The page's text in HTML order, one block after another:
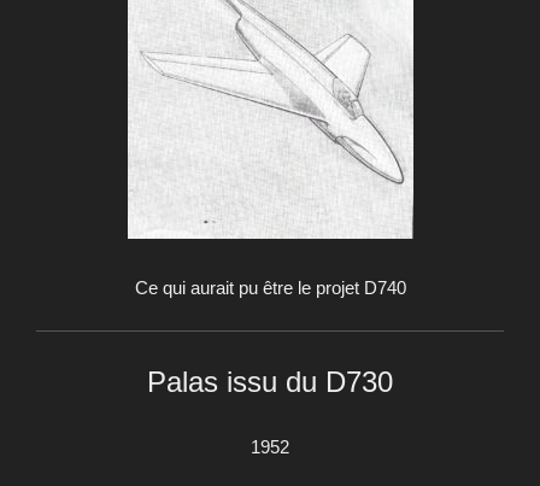
Ce qui aurait pu être le projet D740
Palas issu du D730
1952